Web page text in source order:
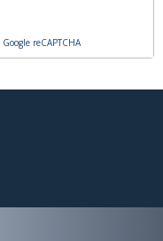
Google reCAPTCHA